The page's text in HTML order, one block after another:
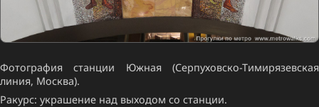
Фотография станции Южная (Серпуховско-Тимирязевская
линия, Москва).
Ракурс: украшение над выходом со станции.